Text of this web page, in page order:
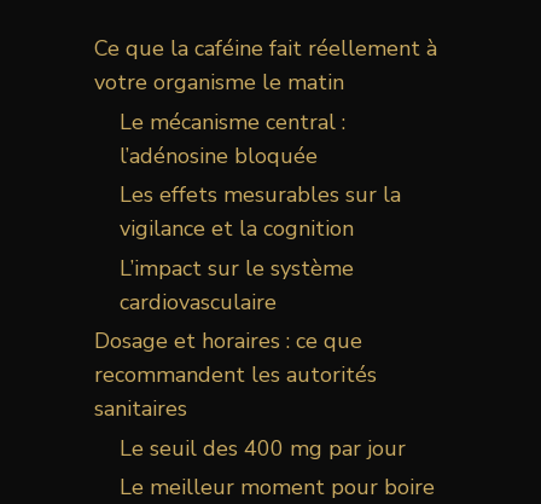
Ce que la caféine fait réellement à
votre organisme le matin
Le mécanisme central :
l’adénosine bloquée
Les effets mesurables sur la
vigilance et la cognition
L’impact sur le système
cardiovasculaire
Dosage et horaires : ce que
recommandent les autorités
sanitaires
Le seuil des 400 mg par jour
Le meilleur moment pour boire